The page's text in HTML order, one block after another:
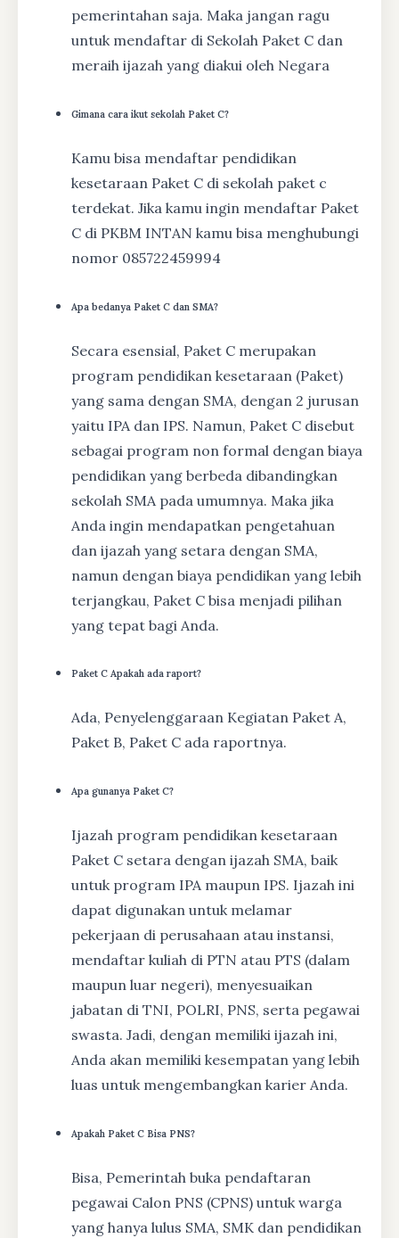
pemerintahan saja. Maka jangan ragu
untuk mendaftar di Sekolah Paket C dan
meraih ijazah yang diakui oleh Negara
Gimana cara ikut sekolah Paket C?
Kamu bisa mendaftar pendidikan
kesetaraan Paket C di sekolah paket c
terdekat. Jika kamu ingin mendaftar Paket
C di PKBM INTAN kamu bisa menghubungi
nomor 085722459994
Apa bedanya Paket C dan SMA?
Secara esensial, Paket C merupakan
program pendidikan kesetaraan (Paket)
yang sama dengan SMA, dengan 2 jurusan
yaitu IPA dan IPS. Namun, Paket C disebut
sebagai program non formal dengan biaya
pendidikan yang berbeda dibandingkan
sekolah SMA pada umumnya. Maka jika
Anda ingin mendapatkan pengetahuan
dan ijazah yang setara dengan SMA,
namun dengan biaya pendidikan yang lebih
terjangkau, Paket C bisa menjadi pilihan
yang tepat bagi Anda.
Paket C Apakah ada raport?
Ada, Penyelenggaraan Kegiatan Paket A,
Paket B, Paket C ada raportnya.
Apa gunanya Paket C?
Ijazah program pendidikan kesetaraan
Paket C setara dengan ijazah SMA, baik
untuk program IPA maupun IPS. Ijazah ini
dapat digunakan untuk melamar
pekerjaan di perusahaan atau instansi,
mendaftar kuliah di PTN atau PTS (dalam
maupun luar negeri), menyesuaikan
jabatan di TNI, POLRI, PNS, serta pegawai
swasta. Jadi, dengan memiliki ijazah ini,
Anda akan memiliki kesempatan yang lebih
luas untuk mengembangkan karier Anda.
Apakah Paket C Bisa PNS?
Bisa, Pemerintah buka pendaftaran
pegawai Calon PNS (CPNS) untuk warga
yang hanya lulus SMA, SMK dan pendidikan